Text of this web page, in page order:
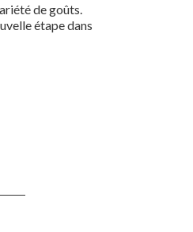
de goûts.
étape dans